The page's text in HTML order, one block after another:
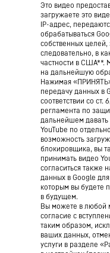
Это видео
загружаете это
IP-адрес,
обрабатываться
собственных
следовательно, в
частности в США**.
на дальнейшую
Нажимая
передачу данных в
соответствии со ст.
регламента по
дальнейшем давать
YouTube по
возможность
блокировщика, вы
принимать видео
согласиться также
данных в Google
которым вы будете
в будущем.
Вы можете в любой
согласие с
таким образом,
ваших данных,
услуги в разделе